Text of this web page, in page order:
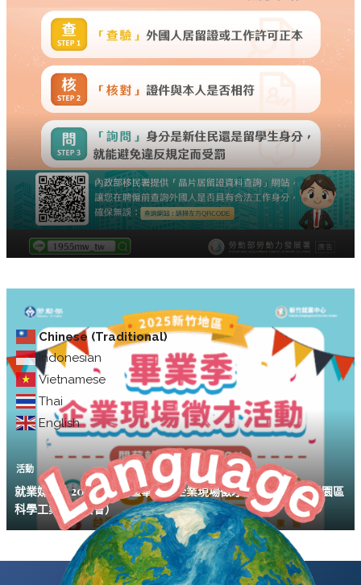
Chinese (Traditional)
Indonesian
Vietnamese
Thai
English
活動
就業媒合｜2025新竹地區畢業季企業現場徵才活動（台灣科學園區
科學工業同業公會）